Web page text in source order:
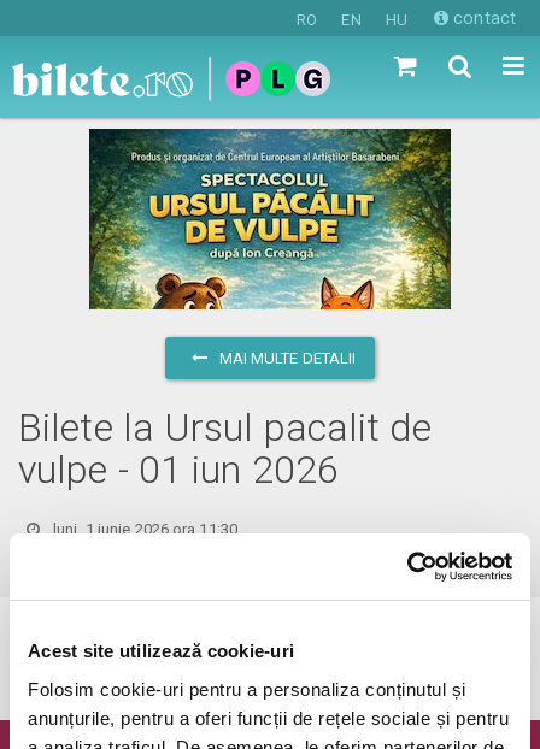
Acest site utilizează cookie-uri
Folosim cookie-uri pentru a personaliza conținutul și
anunțurile, pentru a oferi funcții de rețele sociale și pentru
RO EN HU contact
MAI MULTE DETALII
Bilete la Ursul pacalit de
vulpe - 01 iun 2026
luni, 1 iunie 2026 ora 11:30
Evenimentul a expirat.